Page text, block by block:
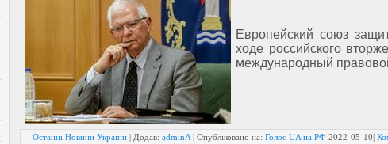
Европейский союз
ходе российского
международный
Останні Новини України | Додав: adminA | Опубліковано на: Голос UA на РФ 2022-05-10|